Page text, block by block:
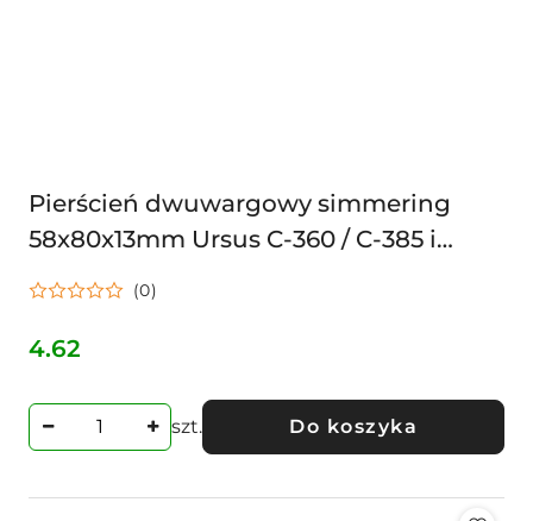
Pierścień dwuwargowy simmering
58x80x13mm Ursus C-360 / C-385 i
pochodne A58x80x13D
(0)
Cena:
4.62
szt. Do koszyka